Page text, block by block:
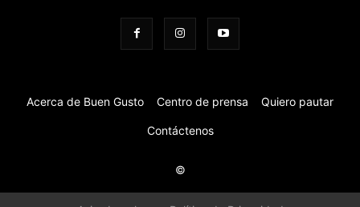
Acerca de Buen Gusto Centro de prensa Quiero pautar
Contáctenos
©